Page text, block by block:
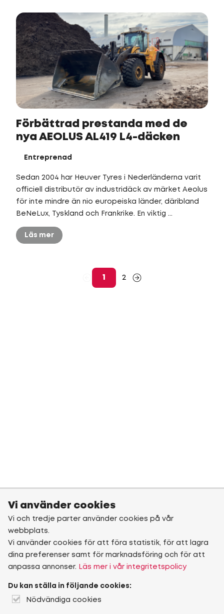
Förbättrad prestanda med de
nya AEOLUS AL419 L4-däcken
Entreprenad
Sedan 2004 har Heuver Tyres i Nederländerna varit
officiell distributör av industridäck av märket Aeolus
för inte mindre än nio europeiska länder, däribland
BeNeLux, Tyskland och Frankrike. En viktig ...
Läs mer
1 2
Vi använder cookies
Vi och tredje parter använder cookies på vår
webbplats.
Vi använder cookies för att föra statistik, för att lagra
dina preferenser samt för marknadsföring och för att
anpassa annonser.
Läs mer i vår integritetspolicy
Du kan ställa in följande cookies:
Nödvändiga cookies